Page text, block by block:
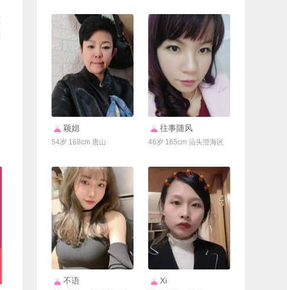
颖姐
54岁 168cm 唐山
联系Ta
往事随风
46岁 165cm 汕头澄海区
不语 Xi